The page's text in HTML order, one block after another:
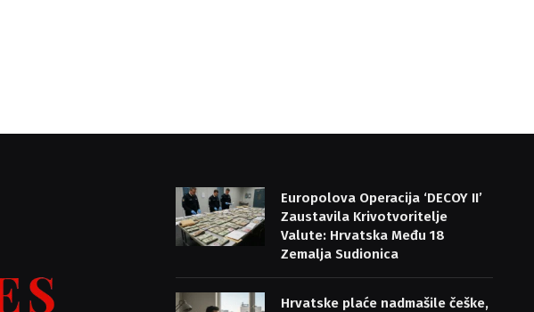
Europolova Operacija ‘DECOY II’
Zaustavila Krivotvoritelje
Valute: Hrvatska Među 18
Zemalja Sudionica
Hrvatske plaće nadmašile češke,